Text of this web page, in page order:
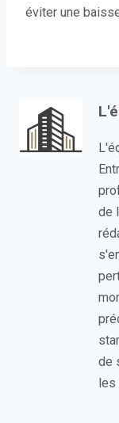
éviter une
de
de
les